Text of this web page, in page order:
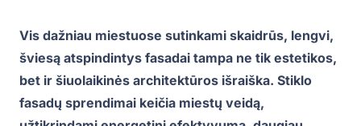
Vis dažniau miestuose sutinkami skaidrūs, lengvi,
šviesą atspindintys fasadai tampa ne tik estetikos,
bet ir šiuolaikinės architektūros išraiška. Stiklo
fasadų sprendimai keičia miestų veidą,